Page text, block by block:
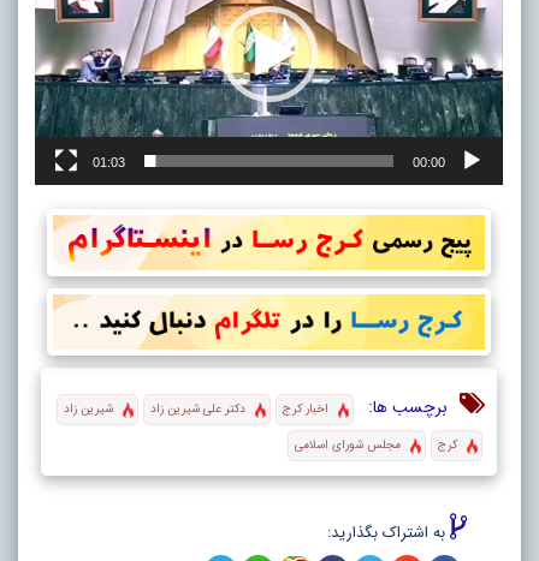
00:00
01:03
برچسب ها: اخبار کرج دکتر علی شیرین زاد
شیرین زاد
کرج
مجلس شورای اسلامی
به اشتراک بگذارید: